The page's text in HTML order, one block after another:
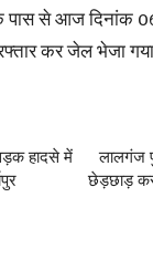
पास से आज दिनांक
कर जेल भेजा
हादसे में
लालगंज
छेड़छाड़